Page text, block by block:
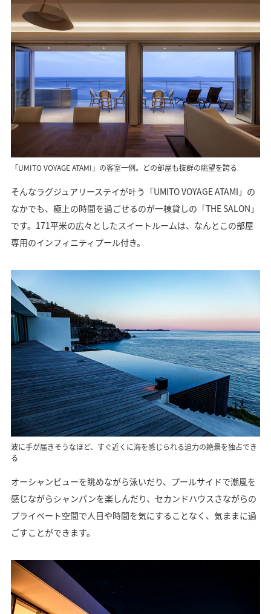
「UMITO VOYAGE ATAMI」の客室一例。どの部屋も抜群の眺望を誇る
そんなラグジュアリーステイが叶う「UMITO VOYAGE ATAMI」の
なかでも、極上の時間を過ごせるのが一棟貸しの「THE SALON」
です。171平米の広々としたスイートルームは、なんとこの部屋
専用のインフィニティプール付き。
波に手が届きそうなほど、すぐ近くに海を感じられる迫力の絶景を独占でき
る
オーシャンビューを眺めながら泳いだり、プールサイドで潮風を
感じながらシャンパンを楽しんだり、セカンドハウスさながらの
プライベート空間で人目や時間を気にすることなく、気ままに過
ごすことができます。